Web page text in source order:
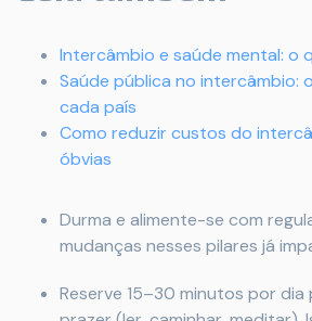
Intercâmbio e saúde mental: o
Saúde pública no intercâmbio:
cada país
Como reduzir custos do
óbvias
Durma e alimente-se com
mudanças nesses pilares já
Reserve 15–30 minutos por